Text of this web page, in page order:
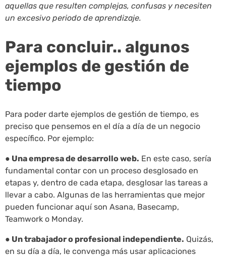
aquellas que resulten complejas, confusas y necesiten
un excesivo periodo de aprendizaje.
Para concluir.. algunos
ejemplos de gestión de
tiempo
Para poder darte ejemplos de gestión de tiempo, es
preciso que pensemos en el día a día de un negocio
específico. Por ejemplo:
● Una empresa de desarrollo web. En este caso, sería
fundamental contar con un proceso desglosado en
etapas y, dentro de cada etapa, desglosar las tareas a
llevar a cabo. Algunas de las herramientas que mejor
pueden funcionar aquí son Asana, Basecamp,
Teamwork o Monday.
● Un trabajador o profesional independiente. Quizás,
en su día a día, le convenga más usar aplicaciones